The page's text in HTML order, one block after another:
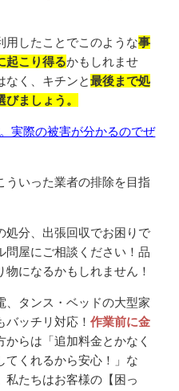
用したことでこのような事
起こり得るかもしれませ
なく、キチンと最後まで処
ましょう。
実際の被害が分かるのでぜ
ういった業者の排除を目指
処分、出張回収でお困りで
問屋にご相談ください！品
になるかもしれません！
、タンス・ベッドの大型家
バッチリ対応！作業前に金
からは「追加料金とかなく
てくれるから安心！」な
私たちはお客様の【困っ